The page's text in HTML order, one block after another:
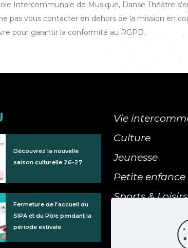
Intercommunale de Musique, Danse Théâtre
pas vous contacter en dehors de la mission en
pour garantir la conformité au RGPD.
Découvrez la nouvelle
saison culturelle 26-27
Fermeture de l’accueil du
SIPA et du Pôle pendant la
période estivale
Vie
Culture
Jeunesse
Petite enfance
Sports & Loisirs
Galerie &